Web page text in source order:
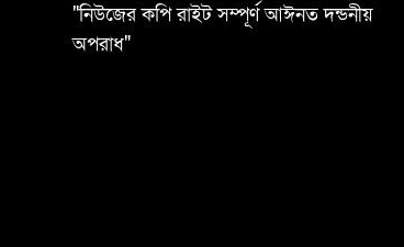
"নিউজের কপি রাইট সম্পূর্ণ আঈনত দন্ডনীয়
অপরাধ"